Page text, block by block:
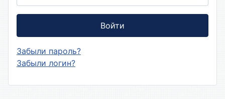
Войти
Забыли пароль?
Забыли логин?